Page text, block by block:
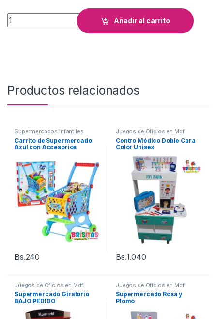
Super Market Blue cantidad
Añadir al carrito
Productos relacionados
Supermercados infantiles
Carrito de Supermercado
Azul con Accesorios
Bs.240
Juegos de Oficios en Mdf
Centro Médico Doble Cara
Color Unisex
Bs.1.040
Juegos de Oficios en Mdf
Supermercado Giratorio
BAJO PEDIDO
Juegos de Oficios en Mdf
Supermercado Rosa y
Plomo